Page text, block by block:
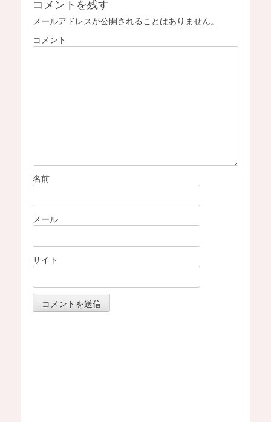
s ビ
ゲ
ー
コメントを残す
メールアドレスが公開されることはありません。
コメント
名前
メール
サイト